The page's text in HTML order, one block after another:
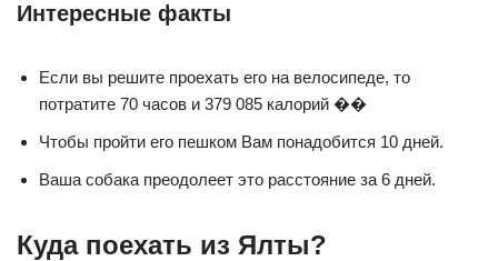
Интересные факты
Если вы решите проехать его на велосипеде, то
потратите 70 часов и 379 085 калорий ��
Чтобы пройти его пешком Вам понадобится 10 дней.
Ваша собака преодолеет это расстояние за 6 дней.
Куда поехать из Ялты?